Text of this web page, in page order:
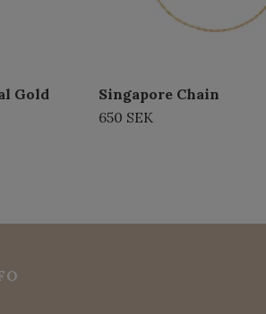
Gold
Singapore Chain
650 SEK